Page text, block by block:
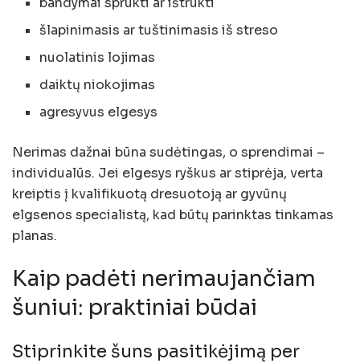
šlapinimasis ar tuštinimasis iš streso
nuolatinis lojimas
daiktų niokojimas
agresyvus elgesys
Nerimas dažnai būna sudėtingas, o sprendimai –
individualūs. Jei elgesys ryškus ar stiprėja, verta
kreiptis į kvalifikuotą dresuotoją ar gyvūnų
elgsenos specialistą, kad būtų parinktas tinkamas
planas.
Kaip padėti nerimaujančiam
šuniui: praktiniai būdai
Stiprinkite šuns pasitikėjimą per